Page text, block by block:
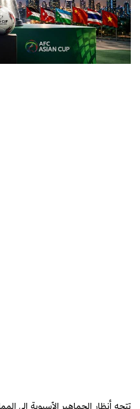
تتجه أنظار الجماهير الآسيوية إلى